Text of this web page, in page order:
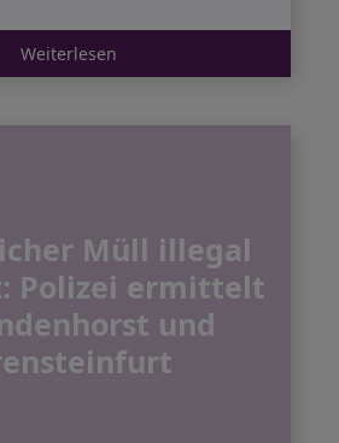
Weiterlesen
Müll illegal
Polizei ermittelt
und